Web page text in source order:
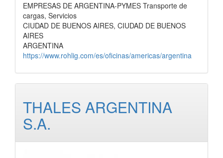
EMPRESAS DE ARGENTINA-PYMES Transporte de
cargas, Servicios
CIUDAD DE BUENOS AIRES, CIUDAD DE BUENOS
AIRES
ARGENTINA
https://www.rohlig.com/es/oficinas/americas/argentina
THALES ARGENTINA
S.A.